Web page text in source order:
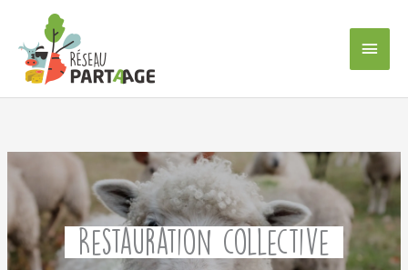
contenu
Restauration collective